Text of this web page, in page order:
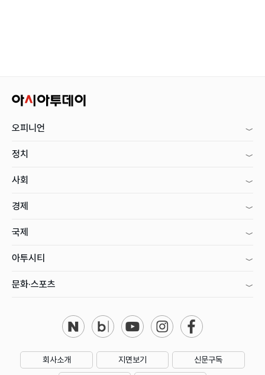
오피니언
정치
사회
경제
국제
아투시티
문화·스포츠
회사소개 지면보기 신문구독